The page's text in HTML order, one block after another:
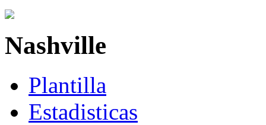
Nashville
Plantilla
Estadisticas